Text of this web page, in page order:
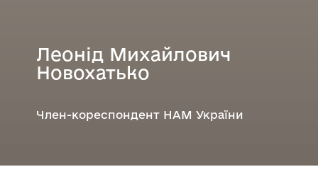
Леонід Михайлович
Новохатько
Член-кореспондент НАМ України